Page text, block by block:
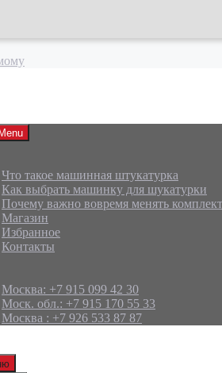
Menu
Что такое машинная штукатурка
Как выбрать машинку для шукатурки
Почему важно вовремя менять
Магазин
Избранное
Контакты
Москва: +7 915 099 42 30
Моск. обл.: +7 915 170 55 33
Москва : +7 926 533 87 87